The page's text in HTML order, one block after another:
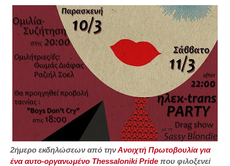
2ήμερο εκδηλώσεων από τηνΑνοιχτή Πρωτοβουλία για
ένα αυτο-οργανωμένο Thessaloniki Pride που φιλοξενεί